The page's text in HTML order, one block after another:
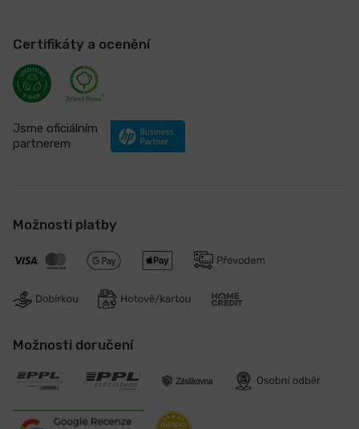
Certifikáty a ocenění
Jsme oficiálním
partnerem
Možnosti platby
Možnosti doručení